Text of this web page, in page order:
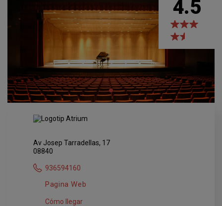
4.5
Av Josep Tarradellas, 17
08840
936594160
Pagina Web
Cómo llegar